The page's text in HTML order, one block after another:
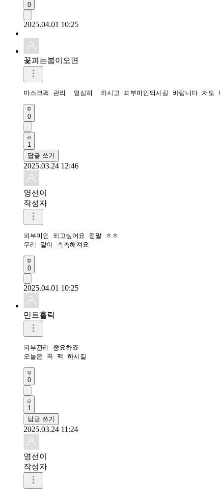
0
2025.04.01 10:25
꽃피는봄이오면
마스크팩 관리  열심히  하시고 피부미인되시길 바랍니다 저도
0
1
답글 쓰기
2025.03.24 12:46
영선이
작성자
피부미인 되고싶어요 정말 ㅎㅎ
우리 같이 촉촉해져요
0
2025.04.01 10:25
민트홀릭
피부관리 중요하죠
오늘은 꼭 팩 하시길
0
1
답글 쓰기
2025.03.24 11:24
영선이
작성자